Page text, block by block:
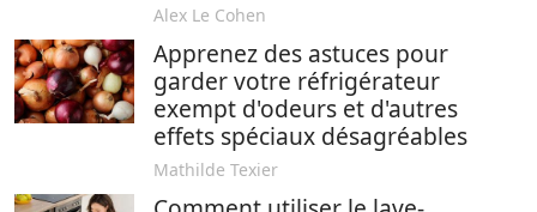
Alex Le Cohen
Apprenez des astuces pour
garder votre réfrigérateur
exempt d'odeurs et d'autres
effets spéciaux désagréables
Mathilde Texier